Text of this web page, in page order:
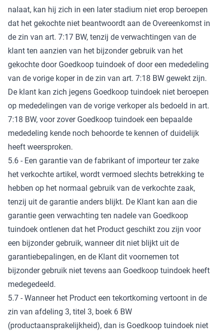
nalaat, kan hij zich in een later stadium niet erop beroepen
dat het gekochte niet beantwoordt aan de Overeenkomst in
de zin van art. 7:17 BW, tenzij de verwachtingen van de
klant ten aanzien van het bijzonder gebruik van het
gekochte door Goedkoop tuindoek of door een mededeling
van de vorige koper in de zin van art. 7:18 BW gewekt zijn.
De klant kan zich jegens Goedkoop tuindoek niet beroepen
op mededelingen van de vorige verkoper als bedoeld in art.
7:18 BW, voor zover Goedkoop tuindoek een bepaalde
mededeling kende noch behoorde te kennen of duidelijk
heeft weersproken.
5.6 - Een garantie van de fabrikant of importeur ter zake
het verkochte artikel, wordt vermoed slechts betrekking te
hebben op het normaal gebruik van de verkochte zaak,
tenzij uit de garantie anders blijkt. De Klant kan aan die
garantie geen verwachting ten nadele van Goedkoop
tuindoek ontlenen dat het Product geschikt zou zijn voor
een bijzonder gebruik, wanneer dit niet blijkt uit de
garantiebepalingen, en de Klant dit voornemen tot
bijzonder gebruik niet tevens aan Goedkoop tuindoek heeft
medegedeeld.
5.7 - Wanneer het Product een tekortkoming vertoont in de
zin van afdeling 3, titel 3, boek 6 BW
(productaansprakelijkheid), dan is Goedkoop tuindoek niet